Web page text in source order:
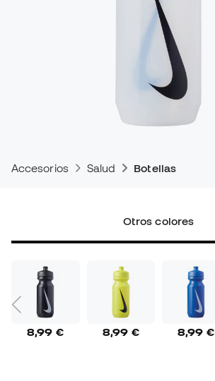
Accesorios Salud Botellas
Otros colores
8,99 € 8,99 € 8,99 €